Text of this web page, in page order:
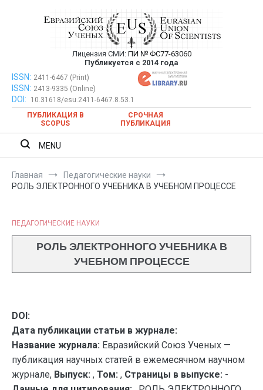
Евразийский Союз Ученых —
публикация научных статей в
ежемесячном научном журнале
Лицензия СМИ: ПИ № ФС77-63060
Публикуется с 2014 года
Евразийский Союз Ученых — публикация научных статей в
ежемесячном научном журнале
ISSN: 2411-6467 (Print)
ISSN: 2413-9335 (Online)
DOI:
10.31618/esu.2411-6467.8.53.1
ПУБЛИКАЦИЯ В
SCOPUS
СРОЧНАЯ
ПУБЛИКАЦИЯ
MENU
Главная
Педагогические науки
РОЛЬ ЭЛЕКТРОННОГО УЧЕБНИКА В УЧЕБНОМ ПРОЦЕССЕ
ПЕДАГОГИЧЕСКИЕ НАУКИ
РОЛЬ ЭЛЕКТРОННОГО УЧЕБНИКА В
УЧЕБНОМ ПРОЦЕССЕ
DOI:
Дата публикации статьи в журнале:
Название журнала: Евразийский Союз Ученых —
публикация научных статей в ежемесячном научном
журнале, Выпуск: , Том: , Страницы в выпуске: -